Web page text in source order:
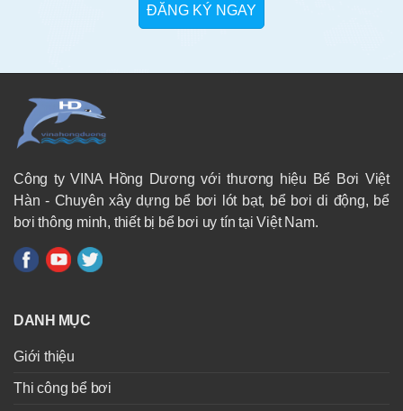
Công ty VINA Hồng Dương với thương hiệu Bể Bơi Việt
Hàn - Chuyên xây dựng bể bơi lót bạt, bể bơi di động, bể
bơi thông minh, thiết bị bể bơi uy tín tại Việt Nam.
DANH MỤC
Giới thiệu
Thi công bể bơi